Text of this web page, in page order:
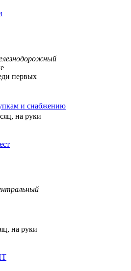
первых
и снабжению
на руки
на руки